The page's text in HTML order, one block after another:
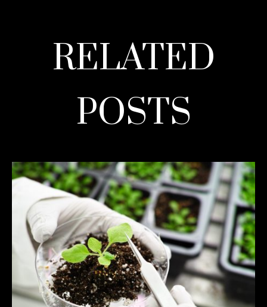
RELATED
POSTS
READ MORE